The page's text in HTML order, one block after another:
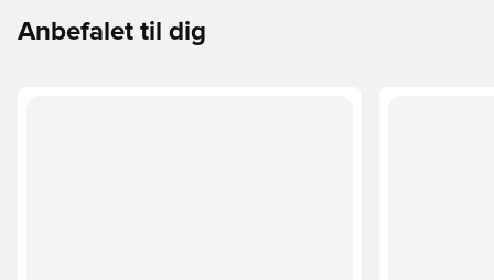
Anbefalet til dig